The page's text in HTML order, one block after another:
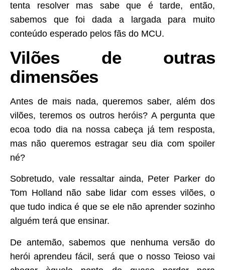
tenta resolver mas sabe que é tarde, então,
sabemos que foi dada a largada para muito
conteúdo esperado pelos fãs do MCU.
Vilões de outras
dimensões
Antes de mais nada, queremos saber, além dos
vilões, teremos os outros heróis? A pergunta que
ecoa todo dia na nossa cabeça já tem resposta,
mas não queremos estragar seu dia com spoiler
né?
Sobretudo, vale ressaltar ainda, Peter Parker do
Tom Holland não sabe lidar com esses vilões, o
que tudo indica é que se ele não aprender sozinho
alguém terá que ensinar.
De antemão, sabemos que nenhuma versão do
herói aprendeu fácil, será que o nosso Teioso vai